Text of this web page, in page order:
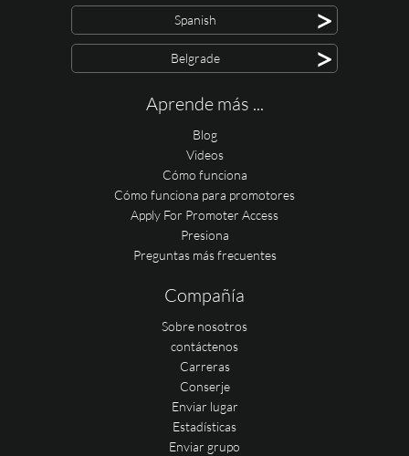
Spanish >
Belgrade >
Aprende más ...
Blog
Videos
Cómo funciona
Cómo funciona para promotores
Apply For Promoter Access
Presiona
Preguntas más frecuentes
Compañía
Sobre nosotros
contáctenos
Carreras
Conserje
Enviar lugar
Estadísticas
Enviar grupo